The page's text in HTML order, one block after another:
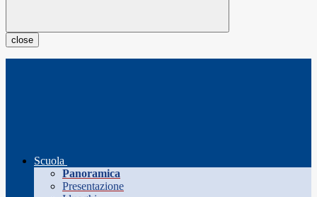
close
Scuola
Panoramica
Presentazione